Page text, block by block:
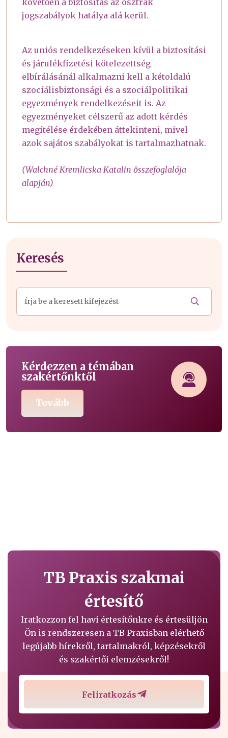
követően a biztosítás az osztrák
jogszabályok hatálya alá kerül.
Az uniós rendelkezéseken kívül a biztosítási
és járulékfizetési kötelezettség
elbírálásánál alkalmazni kell a kétoldalú
szociálisbiztonsági és a szociálpolitikai
egyezmények rendelkezéseit is. Az
egyezményeket célszerű az adott kérdés
megítélése érdekében áttekinteni, mivel
azok sajátos szabályokat is tartalmazhatnak.
(Walchné Kremlicska Katalin összefoglalója
alapján)
Keresés
Kérdezzen a témában
szakértőnktől
Tovább
TB Praxis szakmai
értesítő
Iratkozzon fel havi értesítőnkre és értesüljön
Ön is rendszeresen a TB Praxisban elérhető
legújabb hírekről, tartalmakról, képzésekről
és szakértői elemzésekről!
Feliratkozás